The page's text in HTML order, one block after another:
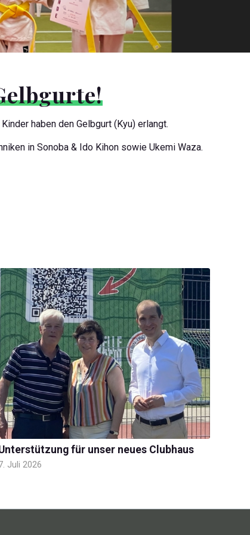
haben den Gelbgurt (Kyu) erlangt.
in Sonoba & Ido Kihon sowie Ukemi Waza.
für unser neues Clubhaus
Juli 2026